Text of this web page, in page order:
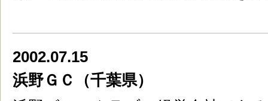
2002.07.15
浜野ＧＣ（千葉県）